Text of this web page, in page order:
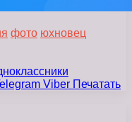
фото юхновец
Viber Печатать